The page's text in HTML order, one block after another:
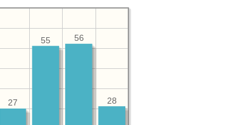
28
56
55
27